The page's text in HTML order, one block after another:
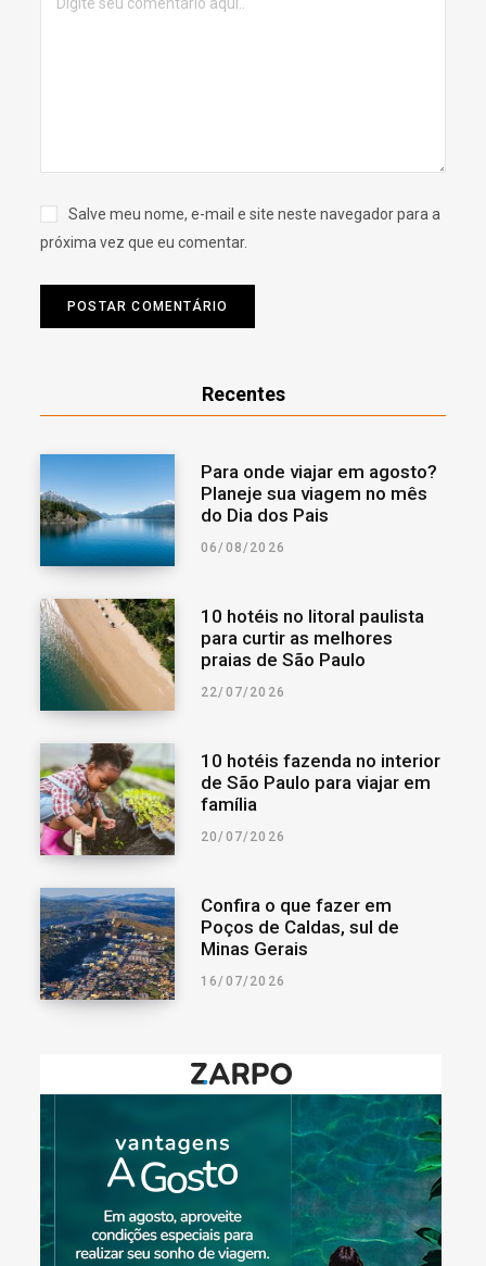
Salve meu nome, e-mail e site neste navegador para a
próxima vez que eu comentar.
Recentes
Para onde viajar em agosto?
Planeje sua viagem no mês
do Dia dos Pais
06/08/2026
10 hotéis no litoral paulista
para curtir as melhores
praias de São Paulo
22/07/2026
10 hotéis fazenda no interior
de São Paulo para viajar em
família
20/07/2026
Confira o que fazer em
Poços de Caldas, sul de
Minas Gerais
16/07/2026